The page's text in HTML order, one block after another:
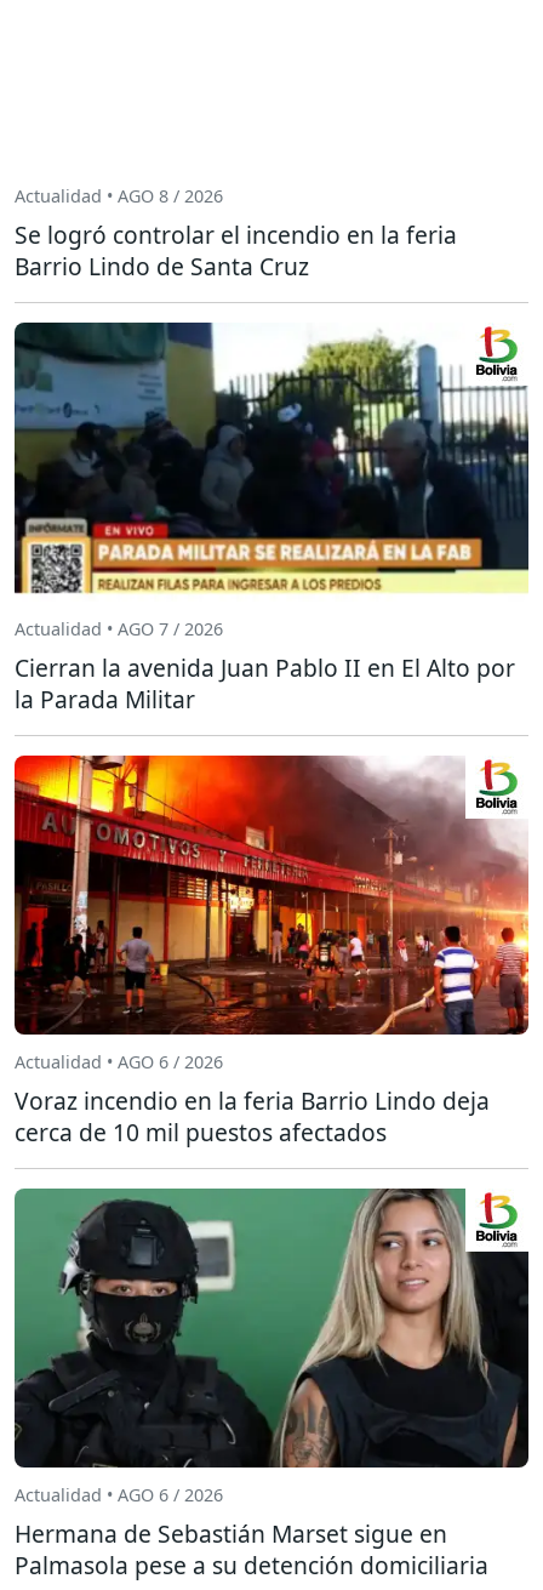
Actualidad • AGO 8 / 2026
Se logró controlar el incendio en la feria
Barrio Lindo de Santa Cruz
Actualidad • AGO 7 / 2026
Cierran la avenida Juan Pablo II en El Alto por
la Parada Militar
Actualidad • AGO 6 / 2026
Voraz incendio en la feria Barrio Lindo deja
cerca de 10 mil puestos afectados
Actualidad • AGO 6 / 2026
Hermana de Sebastián Marset sigue en
Palmasola pese a su detención domiciliaria